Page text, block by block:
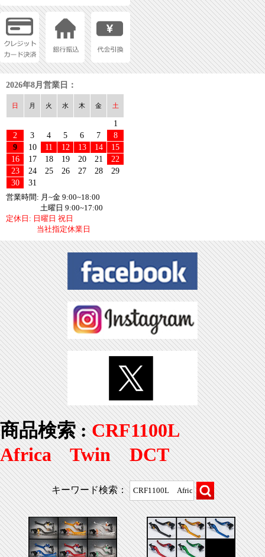
2026年8月営業日：
日 月 火 水 木 金 土
1
2
3 4 5 6 7
8
9
10 11 12 13 14
15
16
17 18 19 20 21
22
23
24 25 26 27 28
29
30
31
営業時間: 月~金 9:00~18:00
土曜日 9:00~17:00
定休日: 日曜日 祝日
当社指定休業日
商品検索 :CRF1100L
Africa Twin DCT
キーワード検索：